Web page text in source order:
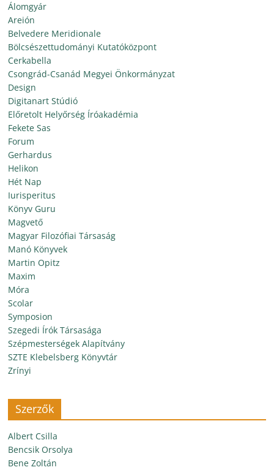
Álomgyár
Areión
Belvedere Meridionale
Bölcsészettudományi Kutatóközpont
Cerkabella
Csongrád-Csanád Megyei Önkormányzat
Design
Digitanart Stúdió
Előretolt Helyőrség Íróakadémia
Fekete Sas
Forum
Gerhardus
Helikon
Hét Nap
Iurisperitus
Könyv Guru
Magvető
Magyar Filozófiai Társaság
Manó Könyvek
Martin Opitz
Maxim
Móra
Scolar
Symposion
Szegedi Írók Társasága
Szépmesterségek Alapítvány
SZTE Klebelsberg Könyvtár
Zrínyi
Szerzők
Albert Csilla
Bencsik Orsolya
Bene Zoltán